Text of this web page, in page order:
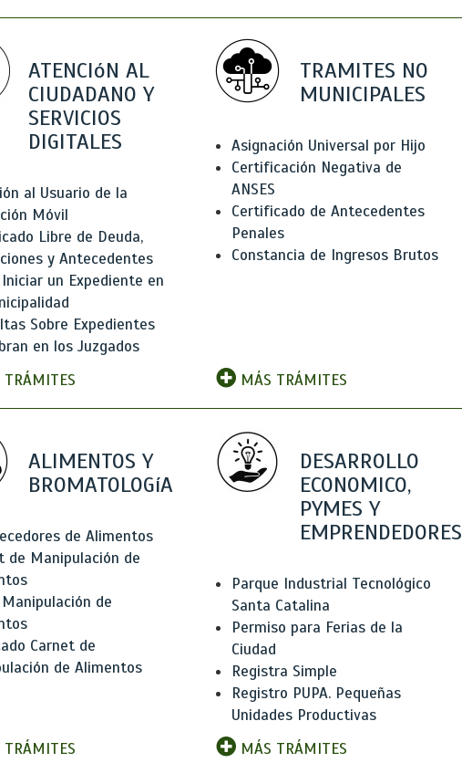
ATENCIóN AL
CIUDADANO Y
SERVICIOS
DIGITALES
al Usuario de la
Móvil
Libre de Deuda,
y Antecedentes
Iniciar un Expediente en
Sobre Expedientes
en los Juzgados
TRAMITES NO
MUNICIPALES
Asignación Universal por Hijo
Certificación Negativa de
ANSES
Certificado de Antecedentes
Penales
Constancia de Ingresos Brutos
MÁS TRÁMITES
ALIMENTOS Y
BROMATOLOGíA
de Alimentos
de Manipulación de
Manipulación de
Carnet de
de Alimentos
DESARROLLO
ECONOMICO,
PYMES Y
EMPRENDEDORES
Parque Industrial Tecnológico
Santa Catalina
Permiso para Ferias de la
Ciudad
Registra Simple
Registro PUPA. Pequeñas
Unidades Productivas
MÁS TRÁMITES